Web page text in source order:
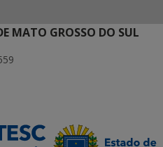
MATO GROSSO DO SUL